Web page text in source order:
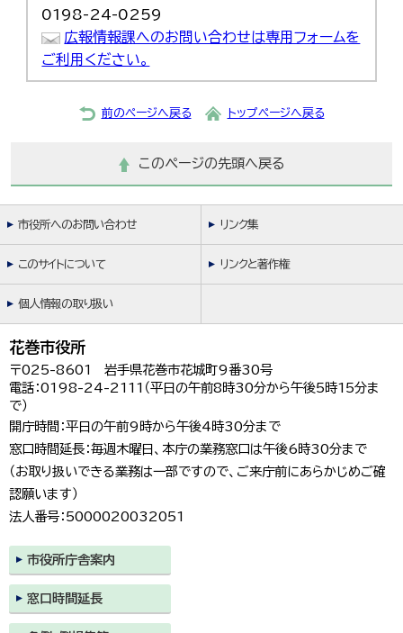
0198-24-0259
広報情報課へのお問い合わせは専用フォームを
ご利用ください。
前のページへ戻る トップページへ戻る
このページの先頭へ戻る
市役所へのお問い合わせ リンク集
このサイトについて リンクと著作権
個人情報の取り扱い
花巻市役所
〒025-8601 岩手県花巻市花城町9番30号
電話：0198-24-2111（平日の午前8時30分から午後5時15分ま
で）
開庁時間：平日の午前9時から午後4時30分まで
窓口時間延長：毎週木曜日、本庁の業務窓口は午後6時30分まで
（お取り扱いできる業務は一部ですので、ご来庁前にあらかじめご確
認願います）
法人番号：5000020032051
市役所庁舎案内
窓口時間延長